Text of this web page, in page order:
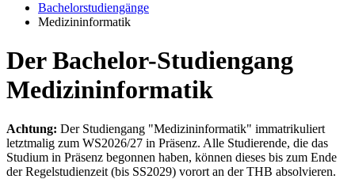
Bachelorstudiengänge
Medizininformatik
Der Bachelor-Studiengang
Medizininformatik
Achtung: Der Studiengang "Medizininformatik" immatrikuliert
letztmalig zum WS2026/27 in Präsenz. Alle Studierende, die das
Studium in Präsenz begonnen haben, können dieses bis zum Ende
der Regelstudienzeit (bis SS2029) vorort an der THB absolvieren.